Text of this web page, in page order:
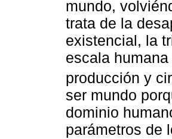
mundo,
trata de la
existencial, la
escala
producción y
ser mundo
dominio
parámetros de